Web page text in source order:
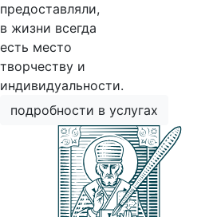
предоставляли,
в жизни всегда
есть место
творчеству и
индивидуальности.
подробности в услугах